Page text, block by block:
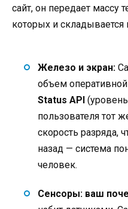
сайт, он передает массу
которых и
Железо и экран:
объем
Status API
пользователя тот
скорость разряда,
назад — система
человек.
Сенсоры: ваш